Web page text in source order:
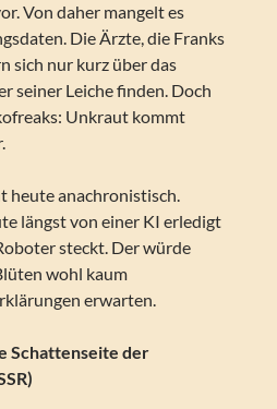
Von daher mangelt es
Die Ärzte, die Franks
sich nur kurz über das
seiner Leiche finden. Doch
Unkraut kommt
heute anachronistisch.
längst von einer KI erledigt
steckt. Der würde
wohl kaum
erwarten.
Schattenseite der